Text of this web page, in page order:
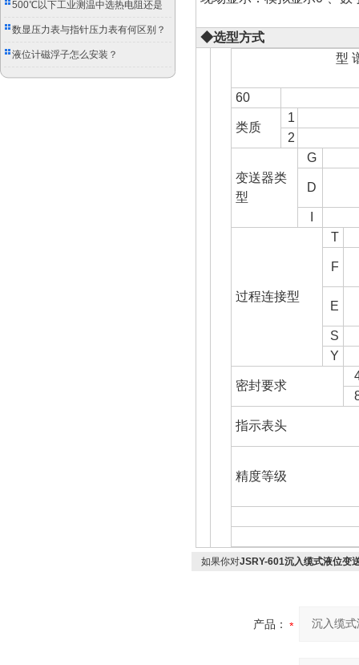
500℃以下工业测温中选热电阻还是
双金属温度计？
数显压力表与指针压力表有何区别？
液位计磁浮子怎么安装？
◆选型方式
型
60
类质
1
2
变送器类
型
G
D
过程连接型
T
F
E
S
Y
密封要求
指示表头
精度等级
如果你对JSRY-601沉入缆式液位变
产品：